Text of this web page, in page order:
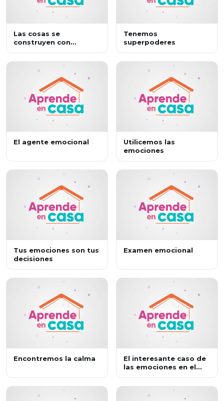
Las cosas se
construyen con
Tenemos
superpoderes
El agente emocional
Utilicemos las
emociones
Tus emociones son tus
decisiones
Examen emocional
Encontremos la calma
El interesante caso de
las emociones en el